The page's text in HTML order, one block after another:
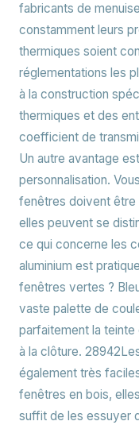
fabricants de
constamment leurs
thermiques soient
réglementations les
à la construction
thermiques et des
coefficient de
Un autre avantage
personnalisation.
fenêtres doivent
elles peuvent se
ce qui concerne les
aluminium est
fenêtres vertes ?
vaste palette de
parfaitement la
à la clôture.
également très
fenêtres en bois,
suffit de les essuyer